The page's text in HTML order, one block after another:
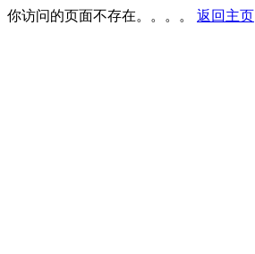
你访问的页面不存在。。。。 返回主页